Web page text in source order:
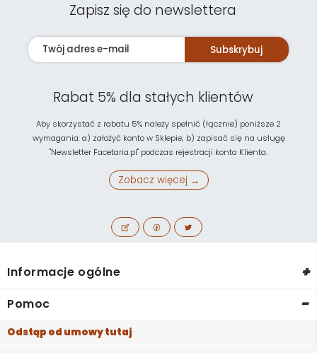
Zapisz się do newslettera
Subskrybuj
Rabat 5% dla stałych klientów
Aby skorzystać z rabatu 5% należy spełnić (łącznie) poniższe 2
wymagania: a) założyć konto w Sklepie; b) zapisać się na usługę
"Newsletter Facetaria.pl" podczas rejestracji konta Klienta.
Zobacz więcej →
Informacje ogólne +
Pomoc -
Odstąp od umowy tutaj